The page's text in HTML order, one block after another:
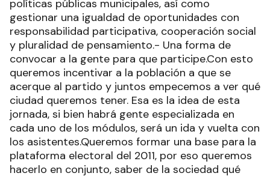
políticas públicas municipales, así como
gestionar una igualdad de oportunidades con
responsabilidad participativa, cooperación social
y pluralidad de pensamiento.- Una forma de
convocar a la gente para que participe.Con esto
queremos incentivar a la población a que se
acerque al partido y juntos empecemos a ver qué
ciudad queremos tener. Esa es la idea de esta
jornada, si bien habrá gente especializada en
cada uno de los módulos, será un ida y vuelta con
los asistentes.Queremos formar una base para la
plataforma electoral del 2011, por eso queremos
hacerlo en conjunto, saber de la sociedad qué